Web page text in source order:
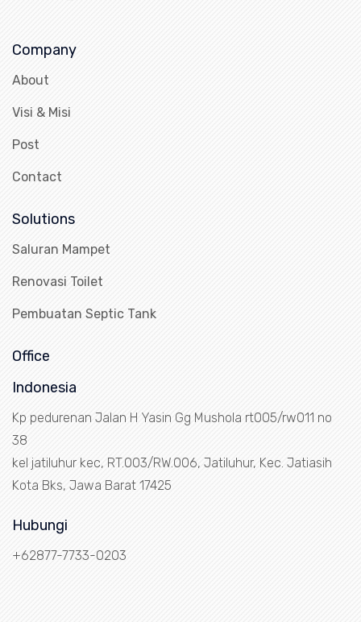
Company
About
Visi & Misi
Post
Contact
Solutions
Saluran Mampet
Renovasi Toilet
Pembuatan Septic Tank
Office
Indonesia
Kp pedurenan Jalan H Yasin Gg Mushola rt005/rw011 no
38
kel jatiluhur kec, RT.003/RW.006, Jatiluhur, Kec. Jatiasih
Kota Bks, Jawa Barat 17425
Hubungi
+62877-7733-0203